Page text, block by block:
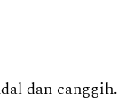
dan canggih.